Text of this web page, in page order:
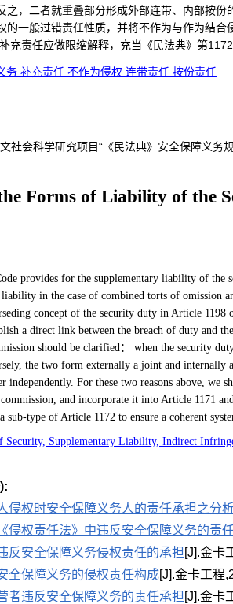
之，二者就重叠部分形成外部连带、内部按
的一般过错责任性质，并将不作为与作为结
充责任应做限缩解释，充当《民法典》第
务 补充责任 不作为侵权 连带责任 按份责任
社会科学研究项目“《民法典》安全保障义务
Forms of Liability of the
provides for the supplementary liability of the
in the case of combined torts of omission
concept of the security duty in Article
a direct link between the breach of duty
should be clarified： when the security
the two form externally a joint and internally
independently. For these two reasons above,
and incorporate it into Article 1171
sub-type of Article 1172 to ensure a coherent
Security, Supplementary Liability, Indirect
侵权时安全保障义务人的责任承担之分
侵权责任法》中违反安全保障义务的责
反安全保障义务侵权责任的承担 [J].金卡
全保障义务的侵权责任构成[J].金卡工程
者违反安全保障义务的责任承担 [J].金卡